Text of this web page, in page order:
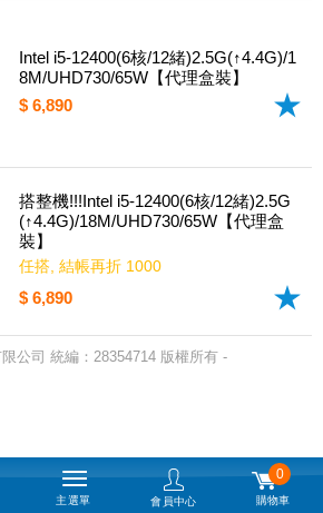
Intel i5-12400(6核/12緒)2.5G(↑4.4G)/1
8M/UHD730/65W【代理盒裝】
$ 6,890
搭整機!!!Intel i5-12400(6核/12緒)2.5G
(↑4.4G)/18M/UHD730/65W【代理盒
裝】
任搭, 結帳再折 1000
$ 6,890
公司 統編：28354714 版權所有 -
主選單 會員中心
0
購物車